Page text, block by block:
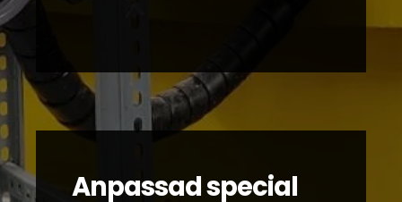
Anpassad special